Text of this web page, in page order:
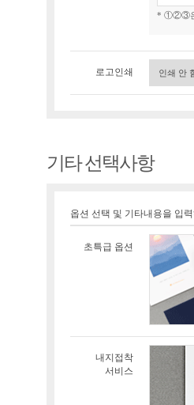
* ①②③은
로고인쇄
기타 선택사항
옵션 선택 및 기타내용을 입
초특급 옵션
내지접착
서비스